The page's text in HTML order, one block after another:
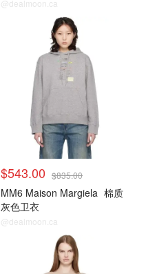
@dealmoon.ca
$543.00 $835.00
MM6 Maison Margiela 棉质
灰色卫衣
@dealmoon.ca